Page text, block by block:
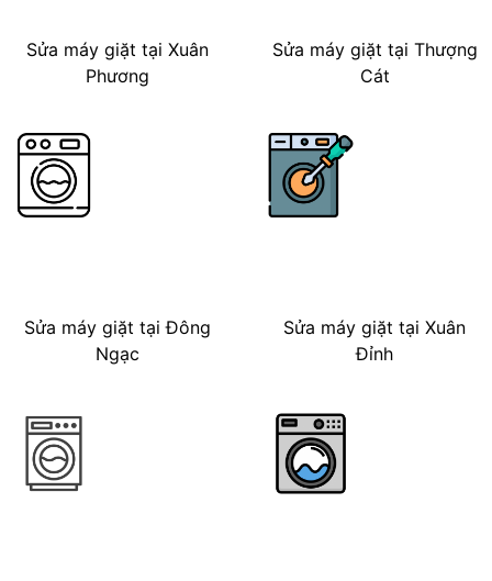
Sửa máy giặt tại Xuân
Phương
Sửa máy giặt tại Thượng
Cát
Sửa máy giặt tại Đông
Ngạc
Sửa máy giặt tại Xuân
Đỉnh